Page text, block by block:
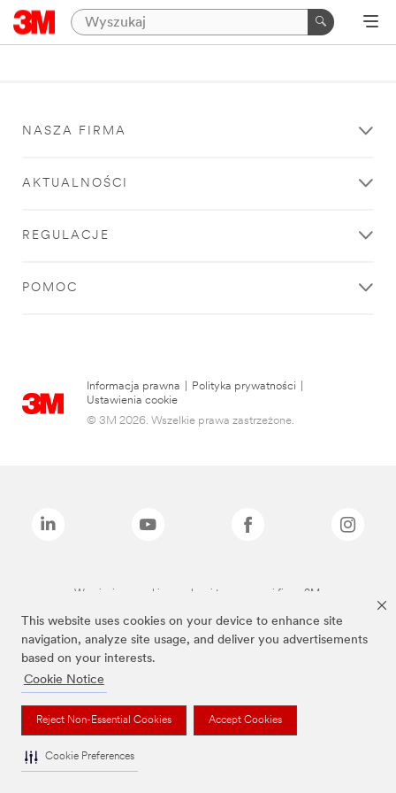
This website uses cookies on your device to enhance site
navigation, analyze site usage, and deliver you advertisements
based on your interests.
Cookie Notice
Reject Non-Essential Cookies Accept Cookies
Cookie Preferences
NASZA FIRMA
AKTUALNOŚCI
REGULACJE
POMOC
Informacja prawna Polityka prywatności
Ustawienia cookie
© 3M 2026. Wszelkie prawa zastrzeżone.
Wymienione marki są znakami towarowymi firmy 3M.